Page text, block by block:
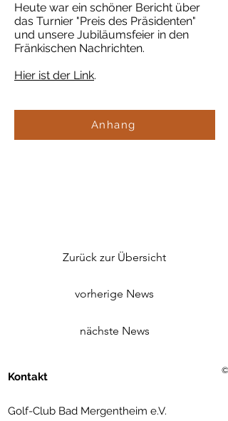
Heute war ein schöner Bericht über
das Turnier "Preis des Präsidenten"
und unsere Jubiläumsfeier in den
Fränkischen Nachrichten.
Hier ist der Link.
Anhang
Zurück zur Übersicht
vorherige News
nächste News
Kontakt
Golf-Club Bad Mergentheim e.V.